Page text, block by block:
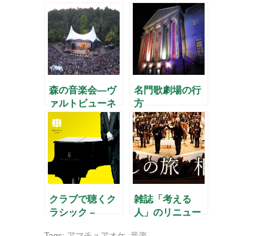
ウィーン・フィ
ルのブルックナ
ー
森の音楽会―ヴ
ァルトビューネ
の楽しみ
名門歌劇場の行
方
クラブで聴くク
ラシック –
雑誌「考える
人」のリニュー